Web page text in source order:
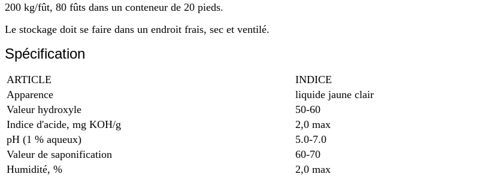
200 kg/fût, 80 fûts dans un conteneur de 20 pieds.
Le stockage doit se faire dans un endroit frais, sec et ventilé.
Spécification
ARTICLE
INDICE
Apparence
liquide jaune clair
Valeur hydroxyle
50-60
Indice d'acide, mg KOH/g
2,0 max
pH (1 % aqueux)
5.0-7.0
Valeur de saponification
60-70
Humidité, %
2,0 max